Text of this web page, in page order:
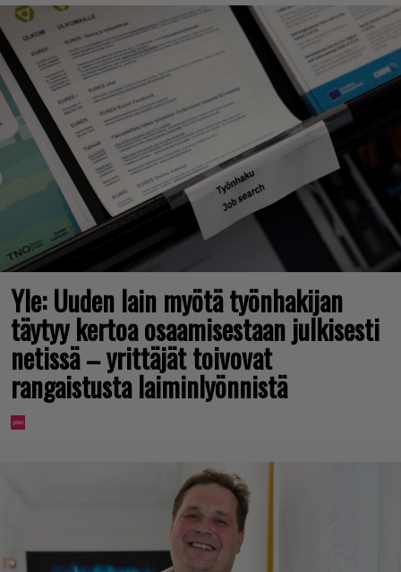
Yle: Uuden lain myötä työnhakijan
täytyy kertoa osaamisestaan julkisesti
netissä – yrittäjät toivovat
rangaistusta laiminlyönnistä